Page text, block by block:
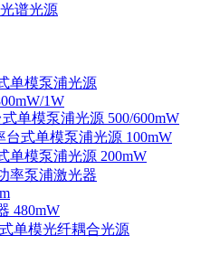
谱光源
单模泵浦光源
1W
单模泵浦光源 500/600mW
台式单模泵浦光源 100mW
单模泵浦光源 200mW
率泵浦激光器
480mW
单模光纤耦合光源